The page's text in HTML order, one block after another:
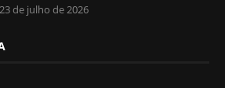
23 de julho de 2026